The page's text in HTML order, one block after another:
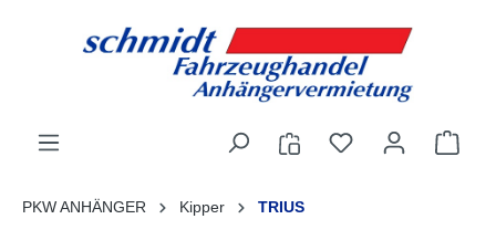
PKW ANHÄNGER Kipper TRIUS